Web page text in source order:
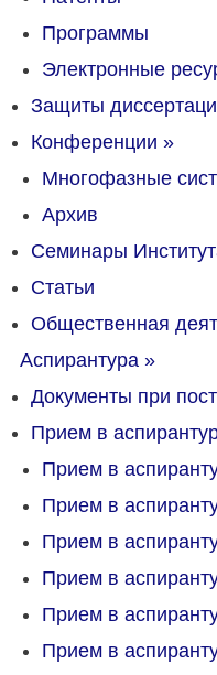
Программы
Электронные
Защиты
Конференции »
Многофазные
Архив
Семинары
Статьи
Общественная
Аспирантура »
Документы при
Прием в
Прием в
Прием в
Прием в
Прием в
Прием в
Прием в